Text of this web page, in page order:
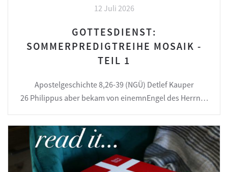
12 Juli 2026
GOTTESDIENST:
SOMMERPREDIGTREIHE MOSAIK -
TEIL 1
Apostelgeschichte 8,26-39 (NGÜ) Detlef Kauper
26 Philippus aber bekam von einemnEngel des Herrn…